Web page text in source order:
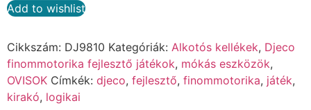
Add to wishlist
Cikkszám: DJ9810 Kategóriák: Alkotós kellékek, Djeco
finommotorika fejlesztő játékok, mókás eszközök,
OVISOK Címkék: djeco, fejlesztő, finommotorika, játék,
kirakó, logikai